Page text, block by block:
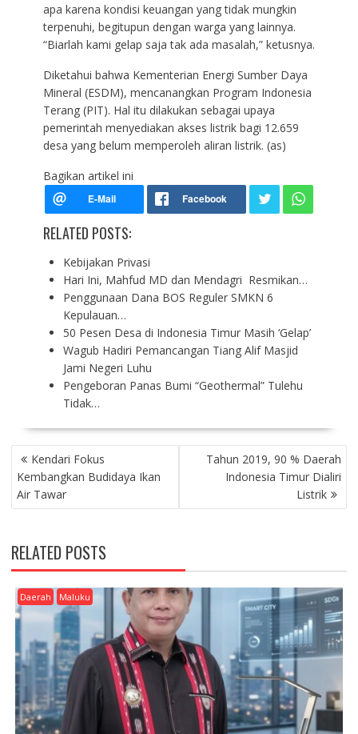
apa karena kondisi keuangan yang tidak mungkin
terpenuhi, begitupun dengan warga yang lainnya.
“Biarlah kami gelap saja tak ada masalah,” ketusnya.
Diketahui bahwa Kementerian Energi Sumber Daya
Mineral (ESDM), mencanangkan Program Indonesia
Terang (PIT). Hal itu dilakukan sebagai upaya
pemerintah menyediakan akses listrik bagi 12.659
desa yang belum memperoleh aliran listrik. (as)
Bagikan artikel ini
RELATED POSTS:
Kebijakan Privasi
Hari Ini, Mahfud MD dan Mendagri Resmikan…
Penggunaan Dana BOS Reguler SMKN 6
Kepulauan…
50 Pesen Desa di Indonesia Timur Masih ‘Gelap’
Wagub Hadiri Pemancangan Tiang Alif Masjid
Jami Negeri Luhu
Pengeboran Panas Bumi “Geothermal” Tulehu
Tidak…
P
O
S
T
A
V
I
G
A
O
N
Kendari Fokus
Kembangkan Budidaya Ikan
Air Tawar
Tahun 2019, 90 % Daerah
Indonesia Timur Dialiri
Listrik
RELATED POSTS
Daerah Maluku